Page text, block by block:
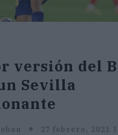
versión del
Sevilla
27 febrero, 2021